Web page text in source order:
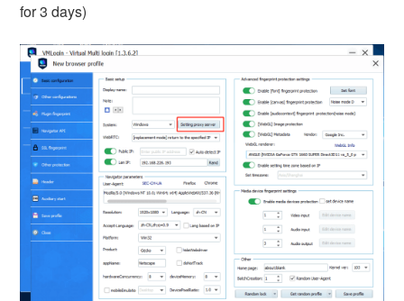
for 3 days)
vmlogin.cc vmlogin.cc vmlogin.cc